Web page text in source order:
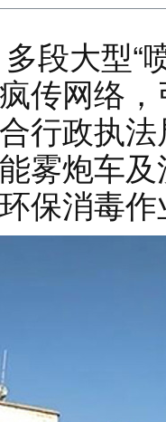
段大型“
传网络
行政执
雾炮车
保消毒